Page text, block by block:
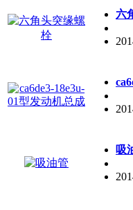
六
吸